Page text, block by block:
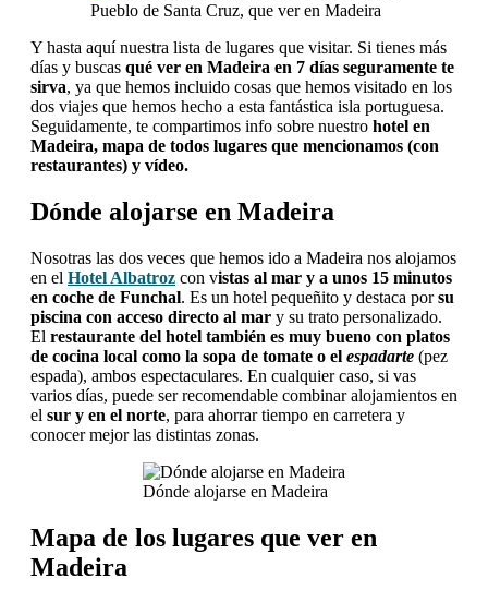
Pueblo de Santa Cruz, que ver en Madeira
Y hasta aquí nuestra lista de lugares que visitar. Si tienes más
días y buscas qué ver en Madeira en 7 días seguramente te
sirva, ya que hemos incluido cosas que hemos visitado en los
dos viajes que hemos hecho a esta fantástica isla portuguesa.
Seguidamente, te compartimos info sobre nuestro hotel en
Madeira, mapa de todos lugares que mencionamos (con
restaurantes) y vídeo.
Dónde alojarse en Madeira
Nosotras las dos veces que hemos ido a Madeira nos alojamos
en el Hotel Albatroz con vistas al mar y a unos 15 minutos
en coche de Funchal. Es un hotel pequeñito y destaca porsu
piscina con acceso directo al mar y su trato personalizado.
El restaurante del hotel también es muy bueno con platos
de cocina local como la sopa de tomate o el espadarte (pez
espada), ambos espectaculares. En cualquier caso, si vas
varios días, puede ser recomendable combinar alojamientos en
el sur y en el norte, para ahorrar tiempo en carretera y
conocer mejor las distintas zonas.
Dónde alojarse en Madeira
Mapa de los lugares que ver en
Madeira